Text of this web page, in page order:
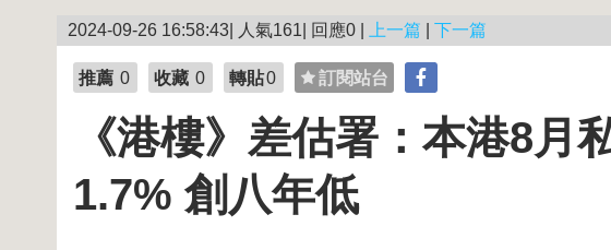
2024-09-26 16:58:43| 人氣161| 回應0 | 上一篇 下一篇
推薦 0 收藏 0 轉貼0 訂閱站台
《港樓》差估署：本港8月
1.7% 創八年低